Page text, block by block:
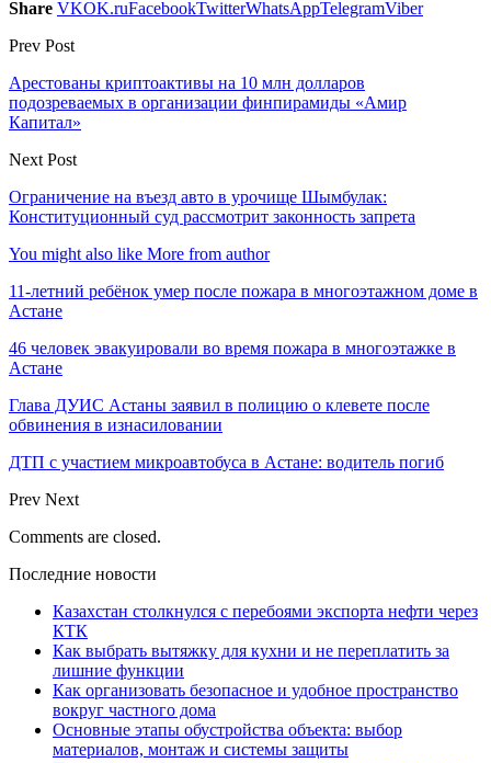
Share VKOK.ruFacebookTwitterWhatsAppTelegramViber
Prev Post
Арестованы криптоактивы на 10 млн долларов
подозреваемых в организации финпирамиды «Амир
Капитал»
Next Post
Ограничение на въезд авто в урочище Шымбулак:
Конституционный суд рассмотрит законность запрета
You might also like More from author
11-летний ребёнок умер после пожара в многоэтажном доме в
Астане
46 человек эвакуировали во время пожара в многоэтажке в
Астане
Глава ДУИС Астаны заявил в полицию о клевете после
обвинения в изнасиловании
ДТП с участием микроавтобуса в Астане: водитель погиб
Prev Next
Comments are closed.
Последние новости
Казахстан столкнулся с перебоями экспорта нефти через
КТК
Как выбрать вытяжку для кухни и не переплатить за
лишние функции
Как организовать безопасное и удобное пространство
вокруг частного дома
Основные этапы обустройства объекта: выбор
материалов, монтаж и системы защиты